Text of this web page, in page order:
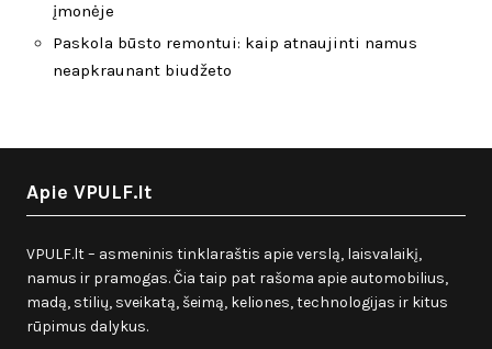
įmonėje
Paskola būsto remontui: kaip atnaujinti namus
neapkraunant biudžeto
Apie VPULF.lt
VPULF.lt – asmeninis tinklaraštis apie verslą, laisvalaikį,
namus ir pramogas. Čia taip pat rašoma apie automobilius,
madą, stilių, sveikatą, šeimą, keliones, technologijas ir kitus
rūpimus dalykus.